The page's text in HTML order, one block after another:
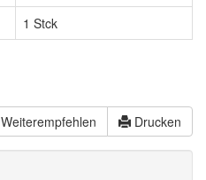
1 Stck
Weiterempfehlen
Drucken